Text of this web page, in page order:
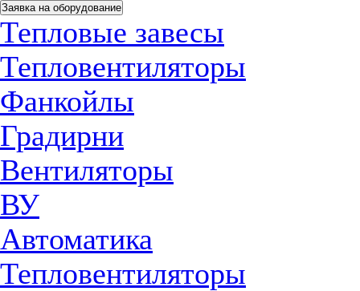
Заявка на оборудование
Тепловые завесы
Тепловентиляторы
Фанкойлы
Градирни
Вентиляторы
ВУ
Автоматика
Тепловентиляторы